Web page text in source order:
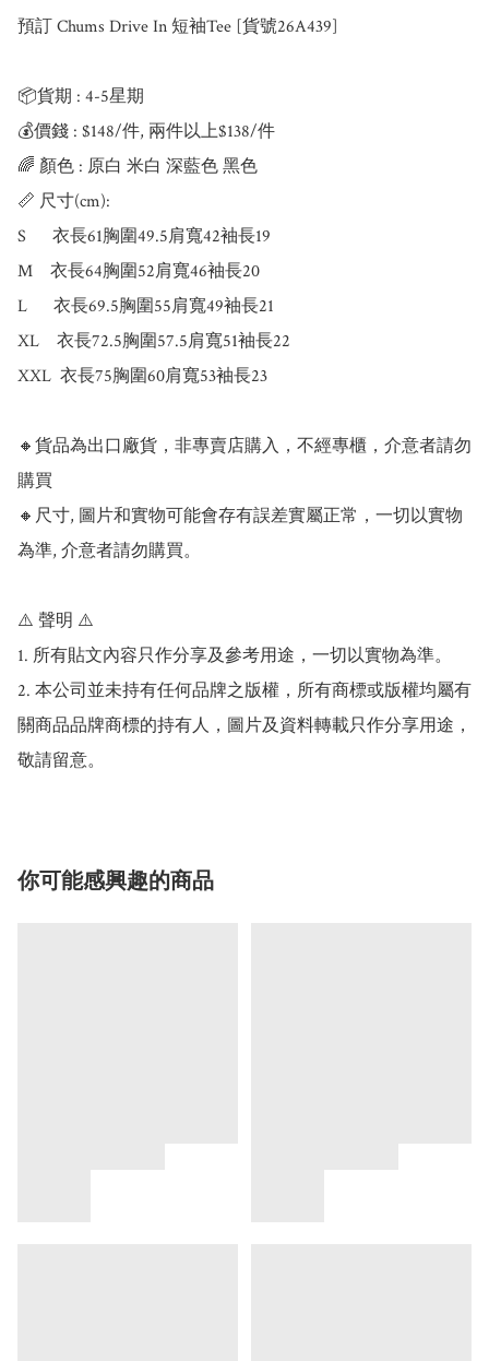
預訂 Chums Drive In 短袖Tee [貨號26A439]
📦貨期 : 4-5星期
💰價錢 : $148/件, 兩件以上$138/件
🌈 顏色 : 原白 米白 深藍色 黑色
📏 尺寸(cm):
S      衣長61胸圍49.5肩寬42袖長19
M    衣長64胸圍52肩寬46袖長20
L      衣長69.5胸圍55肩寬49袖長21
XL    衣長72.5胸圍57.5肩寬51袖長22
XXL  衣長75胸圍60肩寬53袖長23
🔸貨品為出口廠貨，非專賣店購入，不經專櫃，介意者請勿
購買
🔸尺寸, 圖片和實物可能會存有誤差實屬正常，一切以實物
為準, 介意者請勿購買。
⚠️ 聲明 ⚠️
1. 所有貼文內容只作分享及參考用途，一切以實物為準。
2. 本公司並未持有任何品牌之版權，所有商標或版權均屬有
關商品品牌商標的持有人，圖片及資料轉載只作分享用途，
你可能感興趣的商品